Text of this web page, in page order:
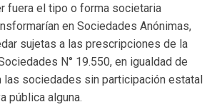
fuera el tipo o forma societaria
en Sociedades Anónimas,
sujetas a las prescripciones de la
N° 19.550, en igualdad de
las sociedades sin participación estatal
pública alguna.